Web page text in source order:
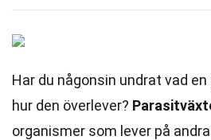
Har du någonsin undrat vad en
hur den överlever?
organismer som lever på